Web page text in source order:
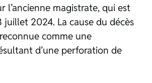
l’ancienne magistrate, qui est
juillet 2024. La cause du décès
comme une
d’une perforation de